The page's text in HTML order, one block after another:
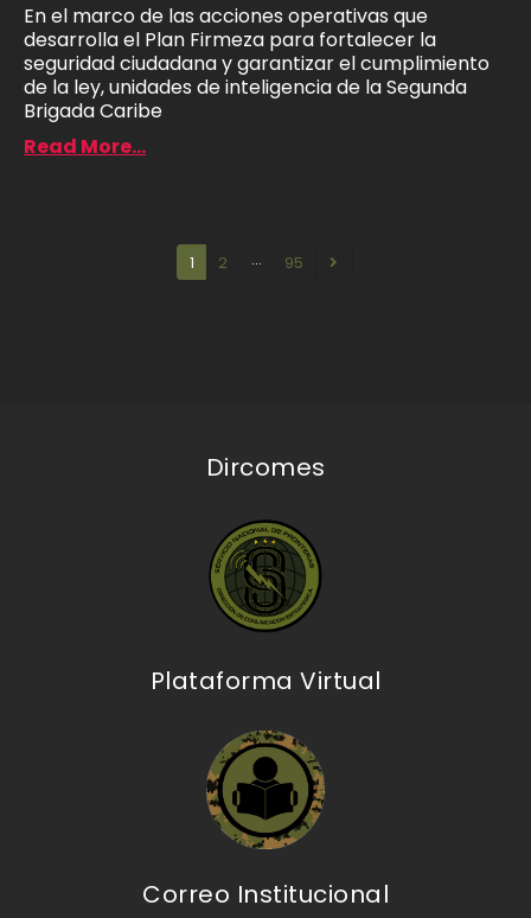
En el marco de las acciones operativas que
desarrolla el Plan Firmeza para fortalecer la
seguridad ciudadana y garantizar el cumplimiento
de la ley, unidades de inteligencia de la Segunda
Brigada Caribe
Read More...
1 2 … 95
Dircomes
Plataforma Virtual
Correo Institucional